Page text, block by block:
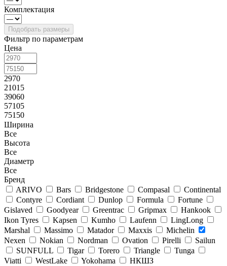
Комплектация
Фильтр по параметрам
Цена
2970
21015
39060
57105
75150
Ширина
Все
Высота
Все
Диаметр
Все
Бренд
ARIVO
Bars Bridgestone Compasal
Continental
Contyre
Cordiant Dunlop Formula
Fortune
Gislaved
Goodyear Greentrac Gripmax
Hankook
Ikon Tyres
Kapsen Kumho Laufenn
LingLong
Marshal
Massimo Matador Maxxis
Michelin
Nexen
Nokian Nordman Ovation Pirelli
Sailun
SUNFULL
Tigar Torero Triangle
Tunga
Viatti
WestLake Yokohama
НКШЗ